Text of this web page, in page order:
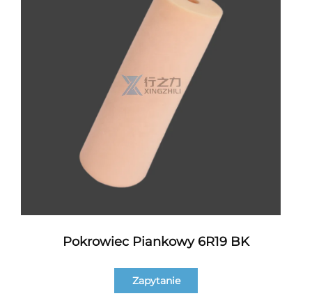
Pokrowiec Piankowy 6R19 BK
Zapytanie